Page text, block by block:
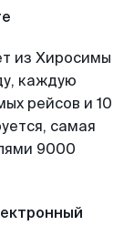
из Хиросимы
каждую
рейсов и 10
самая
9000